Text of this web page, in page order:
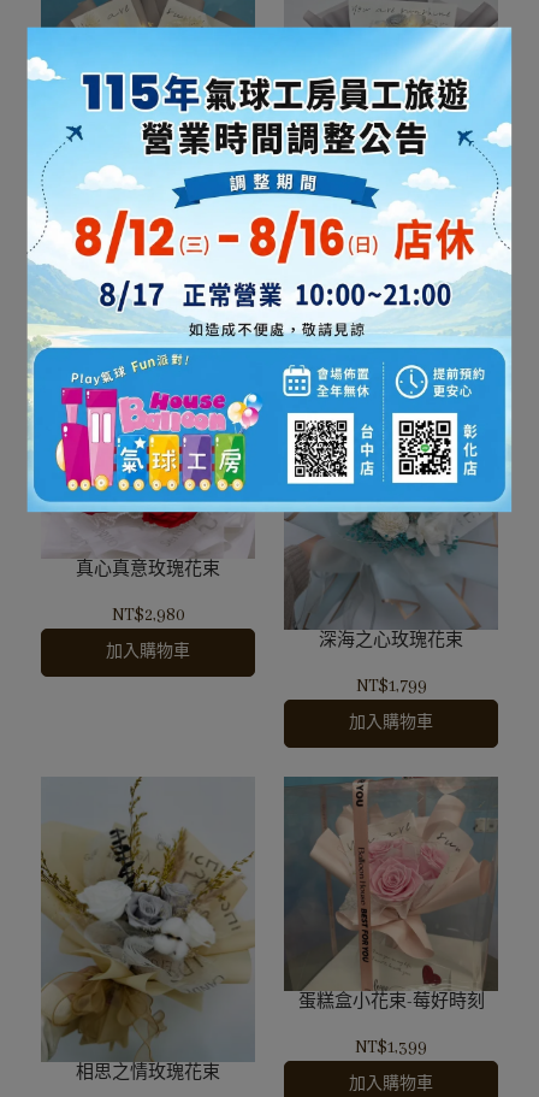
霧夜盛放玫瑰花束
NT$1,399
加入購物車
銀霧白雪玫瑰花束
NT$1,799
加入購物車
真心真意玫瑰花束
NT$2,980
加入購物車
深海之心玫瑰花束
NT$1,799
加入購物車
相思之情玫瑰花束
蛋糕盒小花束-莓好時刻
NT$1,399
加入購物車